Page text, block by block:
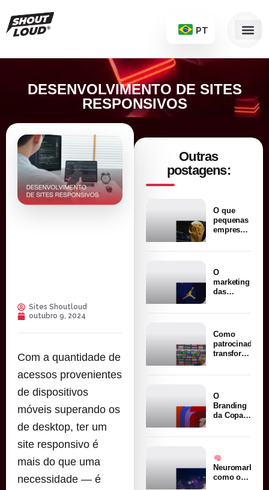
PT
DESENVOLVIMENTO DE SITES
RESPONSIVOS
Sites Shoutloud
outubro 9, 2024
Com a quantidade de
acessos provenientes
de dispositivos
móveis superando os
de desktop, ter um
site responsivo é
mais do que uma
necessidade — é
Outras
postagens:
O que
pequenas
empresas
aprender
Copa do
Mundo
sobre
branding
O
marketing
das
nacionais:
escudo
vale
bilhões
Como
patrocinadores
transformam
eventos
em
vendas
O
Branding
da Copa
Mundo:
ela é
considerada
uma das
marcas
como o